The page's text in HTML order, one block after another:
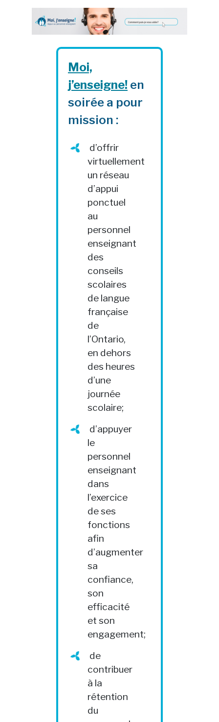
Moi,
j’enseigne! en
soirée a pour
mission :
d’offrir
virtuellement
un réseau
d’appui
ponctuel
au
personnel
enseignant
des
conseils
scolaires
de langue
française
de
l’Ontario,
en dehors
des heures
d’une
journée
scolaire;
d’appuyer
le
personnel
enseignant
dans
l’exercice
de ses
fonctions
afin
d’augmenter
sa
confiance,
son
efficacité
et son
engagement;
de
contribuer
à la
rétention
du